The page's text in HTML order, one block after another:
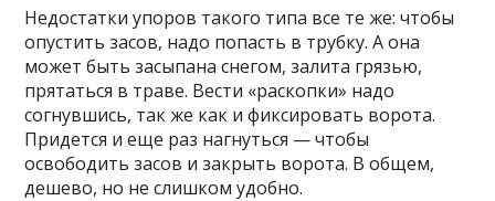
Недостатки упоров такого типа все те же: чтобы
опустить засов, надо попасть в трубку. А она
может быть засыпана снегом, залита грязью,
прятаться в траве. Вести «раскопки» надо
согнувшись, так же как и фиксировать ворота.
Придется и еще раз нагнуться — чтобы
освободить засов и закрыть ворота. В общем,
дешево, но не слишком удобно.